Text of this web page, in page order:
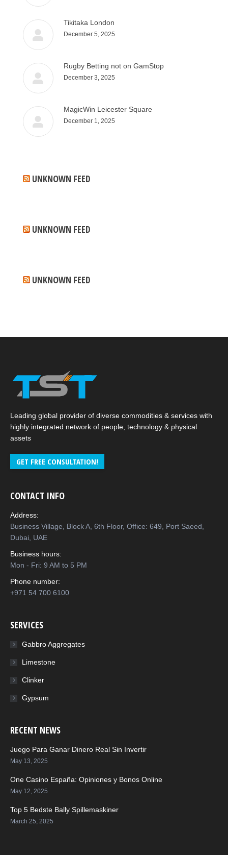
Tikitaka London
December 5, 2025
Rugby Betting not on GamStop
December 3, 2025
MagicWin Leicester Square
December 1, 2025
UNKNOWN FEED
UNKNOWN FEED
UNKNOWN FEED
Leading global provider of diverse commodities & services with
highly integrated network of people, technology & physical
assets
GET FREE CONSULTATION!
CONTACT INFO
Address:
Business Village, Block A, 6th Floor, Office: 649, Port Saeed,
Dubai, UAE
Business hours:
Mon - Fri: 9 AM to 5 PM
Phone number:
+971 54 700 6100
SERVICES
Gabbro Aggregates
Limestone
Clinker
Gypsum
RECENT NEWS
Juego Para Ganar Dinero Real Sin Invertir
May 13, 2025
One Casino España: Opiniones y Bonos Online
May 12, 2025
Top 5 Bedste Bally Spillemaskiner
March 25, 2025